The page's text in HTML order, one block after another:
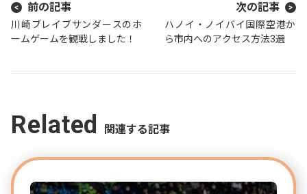
前の記事
川崎ブレイブサンダースのホ
ームゲームを観戦しました！
次の記事
ハノイ・ノイバイ国際空港か
ら市内へのアクセス方法3選
Related 関連する記事